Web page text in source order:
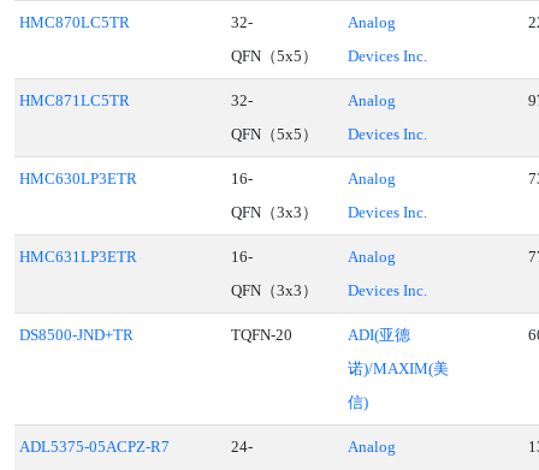
HMC870LC5TR
32-
QFN（5x5）
Analog
Devices Inc.
HMC871LC5TR
32-
QFN（5x5）
Analog
Devices Inc.
HMC630LP3ETR
16-
QFN（3x3）
Analog
Devices Inc.
HMC631LP3ETR
16-
QFN（3x3）
Analog
Devices Inc.
DS8500-JND+TR TQFN-20
ADI(亚德
诺)/MAXIM(美
信)
ADL5375-05ACPZ-R7
24-
Analog